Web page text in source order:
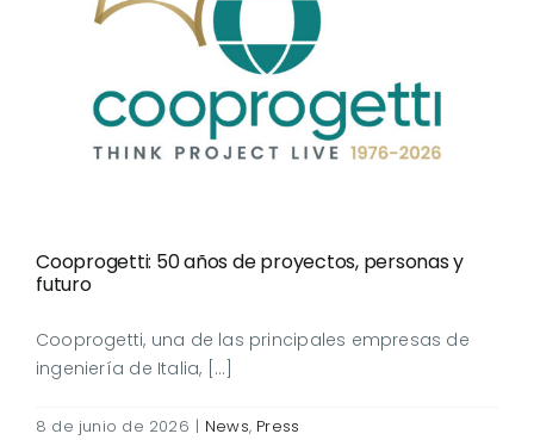
Cooprogetti: 50 años de
proyectos, personas y
futuro
Cooprogetti: 50 años de proyectos, personas y
futuro
Cooprogetti, una de las principales empresas de
ingeniería de Italia, [...]
8 de junio de 2026 | News, Press